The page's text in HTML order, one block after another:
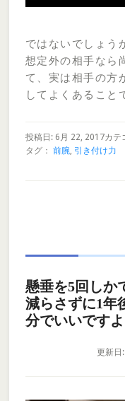
ではないでしょう
想定外の相手なら
て、実は相手の方
してよくあるこ
投稿日: 6月 22, 2017カテ
タグ： 前腕, 引き付け力
懸垂を5回しか
減らさずに1年
分でいいですよ
更新日